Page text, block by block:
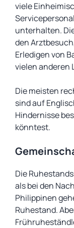
viele
unterhalten.
den
Erledigen von
vielen anderen
Die meisten
sind auf
Hindernisse
könntest.
Die
als bei den
Philippinen
Ruhestand.